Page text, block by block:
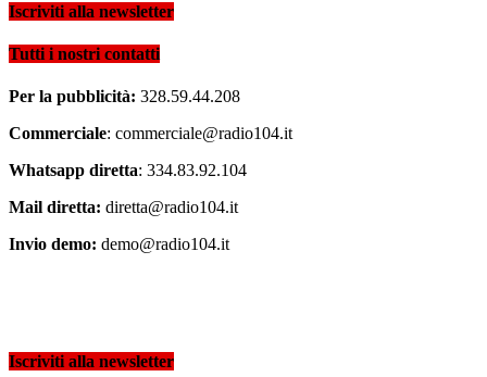
Iscriviti alla newsletter
Tutti i nostri contatti
Per la pubblicità: 328.59.44.208
Commerciale: commerciale@radio104.it
Whatsapp diretta: 334.83.92.104
Mail diretta: diretta@radio104.it
Invio demo: demo@radio104.it
Iscriviti alla newsletter